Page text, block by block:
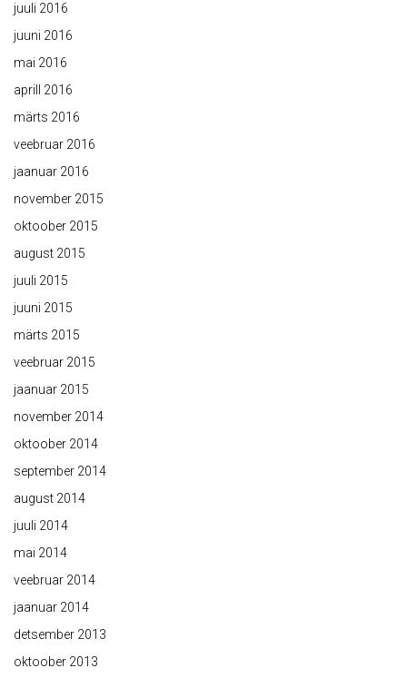
juuli 2016
juuni 2016
mai 2016
aprill 2016
märts 2016
veebruar 2016
jaanuar 2016
november 2015
oktoober 2015
august 2015
juuli 2015
juuni 2015
märts 2015
veebruar 2015
jaanuar 2015
november 2014
oktoober 2014
september 2014
august 2014
juuli 2014
mai 2014
veebruar 2014
jaanuar 2014
detsember 2013
oktoober 2013